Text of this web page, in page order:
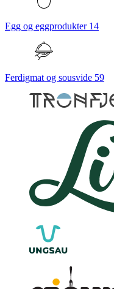
Egg og eggprodukter 14
Ferdigmat og sousvide 59